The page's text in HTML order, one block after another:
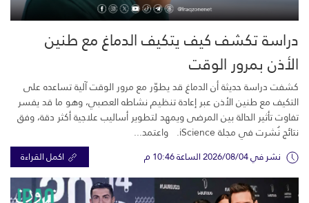
دراسة تكشف كيف يتكيف الدماغ مع طنين
الأذن بمرور الوقت
كشفت دراسة حديثة أن الدماغ قد يطوّر مع مرور الوقت آلية تساعده على
التكيف مع طنين الأذن عبر إعادة تنظيم نشاطه العصبي، وهو ما قد يفسر
تفاوت تأثير الحالة بين المرضى ويمهد لتطوير أساليب علاجية أكثر دقة، وفق
نتائج نُشرت في مجلة iScience. واعتمد...
نشر في 2026/08/04 الساعة 10:46 م اكمل القراءة